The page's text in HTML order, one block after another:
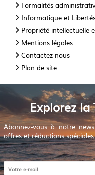
Formalités
Informatique et Libertés
Propriété intellectuelle
Mentions légales
Contactez-nous
Plan de site
Explorez la
Abonnez-vous à notre
offres et réductions